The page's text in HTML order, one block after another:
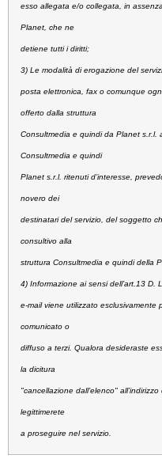
esso allegata e/o collegata, in
Planet, che ne
detiene tutti i diritti;
3) Le modalità di erogazione del
posta elettronica, fax o comunque
offerto dalla struttura
Consultmedia e quindi da Planet s.r.l.
Consultmedia e quindi
Planet s.r.l. ritenuti d’interesse,
novero dei
destinatari del servizio, del soggetto
consultivo alla
struttura Consultmedia e quindi della
4) Informazione ai sensi dell’art.13 D.
e-mail viene utilizzato esclusivamente
comunicato o
diffuso a terzi. Qualora desideraste
la dicitura
"cancellazione dall’elenco" all’indirizzo
legittimerete
a proseguire nel servizio.